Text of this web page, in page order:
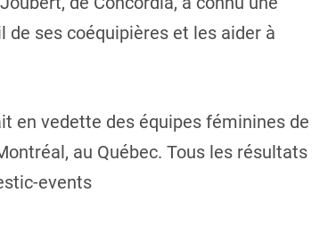
ses coéquipières et les aider à
en vedette des équipes féminines de
au Québec. Tous les résultats
events